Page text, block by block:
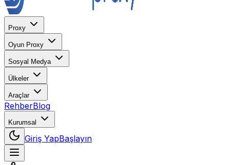
Proxy
Oyun Proxy
Sosyal Medya
Ülkeler
Araçlar
RehberBlog
Kurumsal
Giriş YapBaşlayın